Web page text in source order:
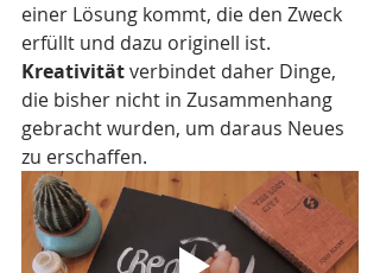
einer Lösung kommt, die den Zweck
erfüllt und dazu originell ist.
Kreativität verbindet daher Dinge,
die bisher nicht in Zusammenhang
gebracht wurden, um daraus Neues
zu erschaffen.